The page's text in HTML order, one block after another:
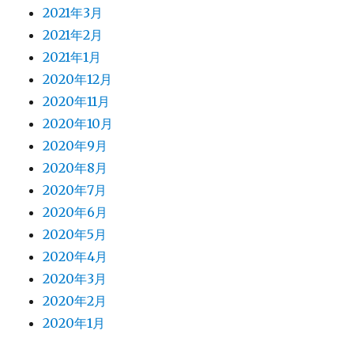
2021年3月
2021年2月
2021年1月
2020年12月
2020年11月
2020年10月
2020年9月
2020年8月
2020年7月
2020年6月
2020年5月
2020年4月
2020年3月
2020年2月
2020年1月